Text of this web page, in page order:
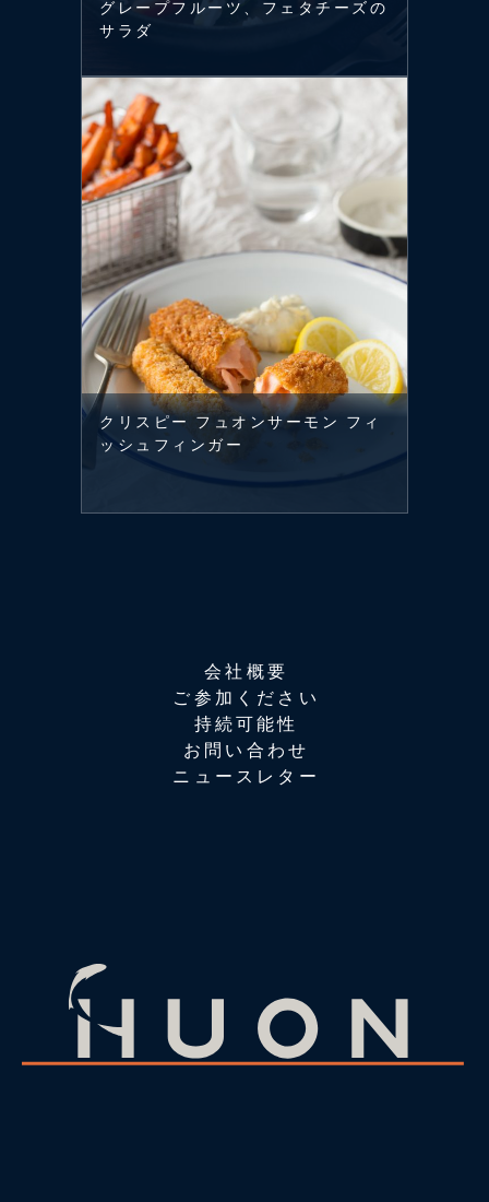
グレープフルーツ、フェタチーズの
サラダ
クリスピー フュオンサーモン フィ
ッシュフィンガー
会社概要
ご参加ください
持続可能性
お問い合わせ
ニュースレター